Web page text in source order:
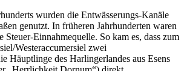
wurden die Entwässerungs-Kanäle
genutzt. In früheren Jahrhunderten waren
Steuer-Einnahmequelle. So kam es, dass zum
Westeraccumersiel zwei
Häuptlinge des Harlingerlandes aus Esens